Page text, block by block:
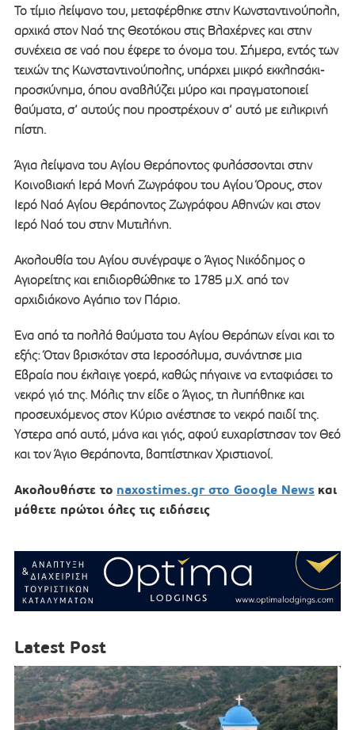
Το τίμιο λείψανο του, μεταφέρθηκε στην Κωνσταντινούπολη,
αρχικά στον Ναό της Θεοτόκου στις Βλαχέρνες και στην
συνέχεια σε ναό που έφερε το όνομα του. Σήμερα, εντός των
τειχών της Κωνσταντινούπολης, υπάρχει μικρό εκκλησάκι-
προσκύνημα, όπου αναβλύζει μύρο και πραγματοποιεί
θαύματα, σ’ αυτούς που προστρέχουν σ’ αυτό με ειλικρινή
πίστη.
Άγια λείψανα του Αγίου Θεράποντος φυλάσσονται στην
Κοινοβιακή Ιερά Μονή Ζωγράφου του Αγίου Όρους, στον
Ιερό Ναό Αγίου Θεράποντος Ζωγράφου Αθηνών και στον
Ιερό Ναό του στην Μυτιλήνη.
Ακολουθία του Αγίου συνέγραψε ο Άγιος Νικόδημος ο
Αγιορείτης και επιδιορθώθηκε το 1785 μ.Χ. από τον
αρχιδιάκονο Αγάπιο τον Πάριο.
Ένα από τα πολλά θαύματα του Αγίου Θεράπων είναι και το
εξής: Όταν βρισκόταν στα Ιεροσόλυμα, συνάντησε μια
Εβραία που έκλαιγε γοερά, καθώς πήγαινε να ενταφιάσει το
νεκρό γιό της. Μόλις την είδε ο Άγιος, τη λυπήθηκε και
προσευχόμενος στον Κύριο ανέστησε το νεκρό παιδί της.
Ύστερα από αυτό, μάνα και γιός, αφού ευχαρίστησαν τον Θεό
και τον Άγιο Θεράποντα, βαπτίστηκαν Χριστιανοί.
Ακολουθήστε το naxostimes.gr στο Google News και
μάθετε πρώτοι όλες τις ειδήσεις
Latest Post